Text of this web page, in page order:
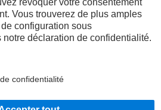
eActros 600